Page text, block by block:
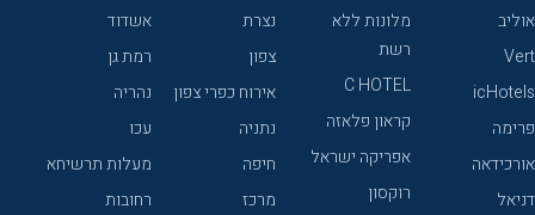
אוליב
Vert
icHotels
פרימה
אורכידאה
דניאל
מלונות ללא
רשת
C HOTEL
קראון פלאזה
אפריקה ישראל
רוקסון
נצרת
צפון
אירוח כפרי צפון
נתניה
חיפה
מרכז
אשדוד
רמת גן
נהריה
עכו
מעלות תרשיחא
רחובות